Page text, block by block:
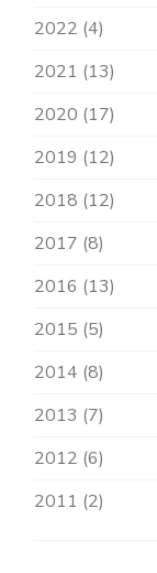
2022 (4)
2021 (13)
2020 (17)
2019 (12)
2018 (12)
2017 (8)
2016 (13)
2015 (5)
2014 (8)
2013 (7)
2012 (6)
2011 (2)